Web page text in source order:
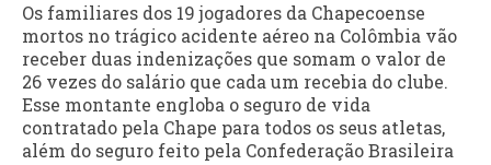
Os familiares dos 19 jogadores da Chapecoense
mortos no trágico acidente aéreo na Colômbia vão
receber duas indenizações que somam o valor de
26 vezes do salário que cada um recebia do clube.
Esse montante engloba o seguro de vida
contratado pela Chape para todos os seus atletas,
além do seguro feito pela Confederação Brasileira